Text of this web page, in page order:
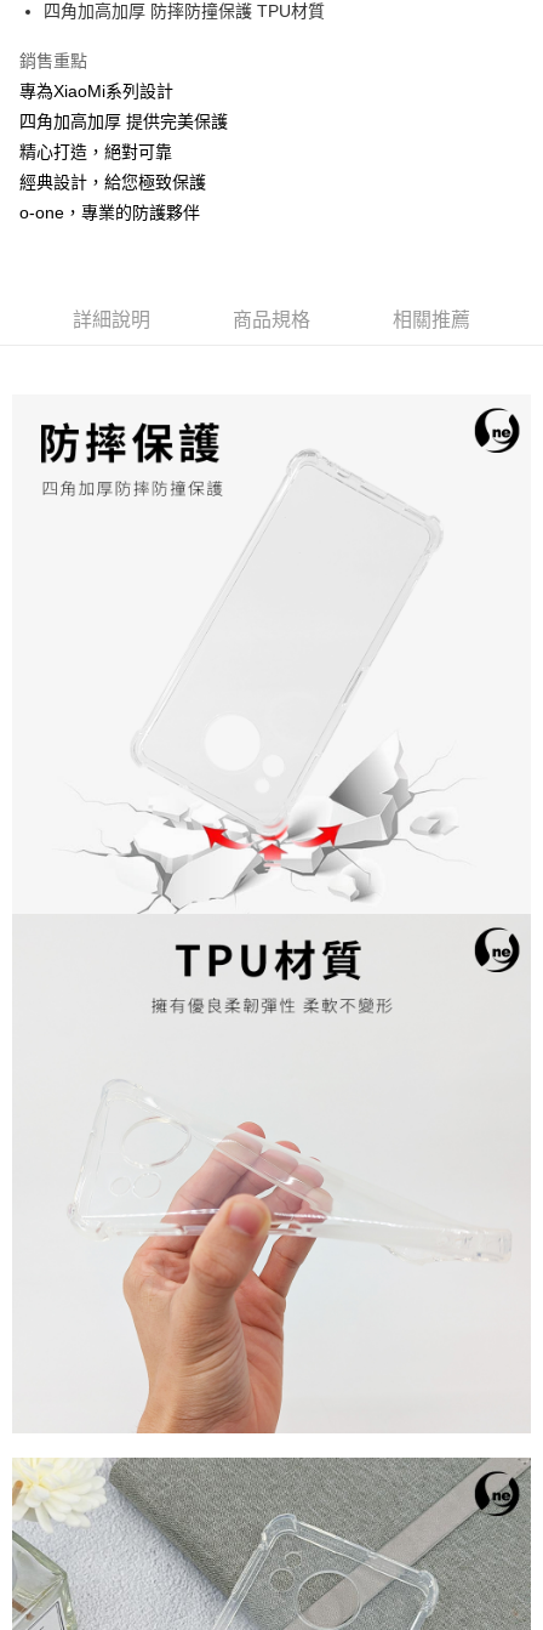
街口支付
悠遊付
全盈+PAY
全家取貨付款
每筆NT$60，滿NT$390(含以上)免運費
四角加高加厚 防摔防撞保護 TPU材質
銷售重點
專為XiaoMi系列設計
四角加高加厚 提供完美保護
精心打造，絕對可靠
經典設計，給您極致保護
o-one，專業的防護夥伴
詳細說明 商品規格 相關推薦